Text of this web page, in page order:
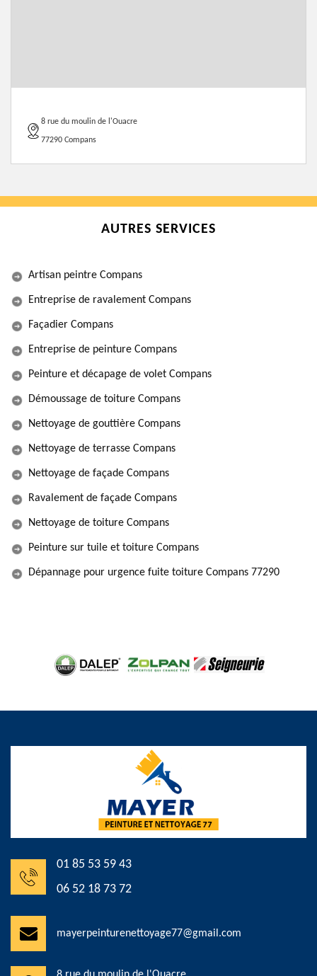
8 rue du moulin de l'Ouacre
77290 Compans
AUTRES SERVICES
Artisan peintre Compans
Entreprise de ravalement Compans
Façadier Compans
Entreprise de peinture Compans
Peinture et décapage de volet Compans
Démoussage de toiture Compans
Nettoyage de gouttière Compans
Nettoyage de terrasse Compans
Nettoyage de façade Compans
Ravalement de façade Compans
Nettoyage de toiture Compans
Peinture sur tuile et toiture Compans
Dépannage pour urgence fuite toiture Compans 77290
01 85 53 59 43
06 52 18 73 72
mayerpeinturenettoyage77@gmail.com